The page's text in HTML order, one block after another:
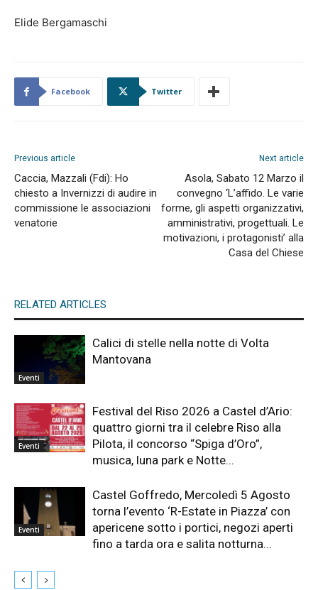
Elide Bergamaschi
Facebook Twitter
Previous article
Caccia, Mazzali (Fdi): Ho
chiesto a Invernizzi di audire in
commissione le associazioni
venatorie
Next article
Asola, Sabato 12 Marzo il
convegno ‘L’affido. Le varie
forme, gli aspetti organizzativi,
amministrativi, progettuali. Le
motivazioni, i protagonisti’ alla
Casa del Chiese
RELATED ARTICLES
Eventi
Calici di stelle nella notte di Volta
Mantovana
Eventi
Festival del Riso 2026 a Castel d’Ario:
quattro giorni tra il celebre Riso alla
Pilota, il concorso “Spiga d’Oro”,
musica, luna park e Notte...
Eventi
Castel Goffredo, Mercoledì 5 Agosto
torna l’evento ‘R-Estate in Piazza’ con
apericene sotto i portici, negozi aperti
fino a tarda ora e salita notturna...